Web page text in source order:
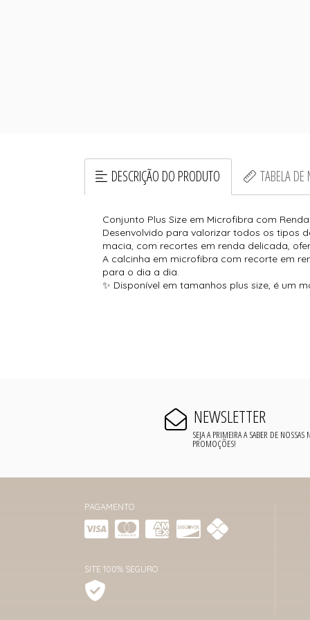
DESCRIÇÃO DO PRODUTO TABELA DE
Conjunto Plus Size em Microfibra com Renda
Desenvolvido para valorizar todos os tipos
macia, com recortes em renda delicada,
A calcinha em microfibra com recorte em
para o dia a dia.
✨ Disponível em tamanhos plus size, é um
NEWSLETTER
SEJA A PRIMEIRA A SABER DE NOSSAS
PROMOÇÕES!
PAGAMENTO
SITE 100% SEGURO